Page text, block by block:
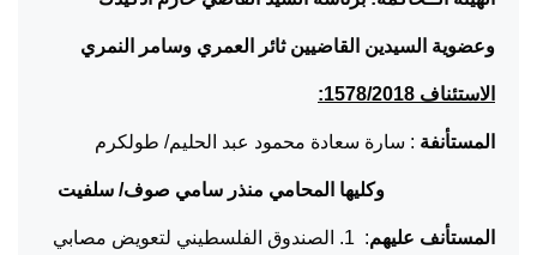
وعضوية السيدين القاضيين ثائر العمري وسامر النمري
الاستئناف 1578/2018:
المستأنفة : سارة سعادة محمود عبد الحليم/ طولكرم
وكليها المحامي منذر سامي صوف/ سلفيت
المستأنف عليهم
: 1. الصندوق الفلسطيني لتعويض مصابي